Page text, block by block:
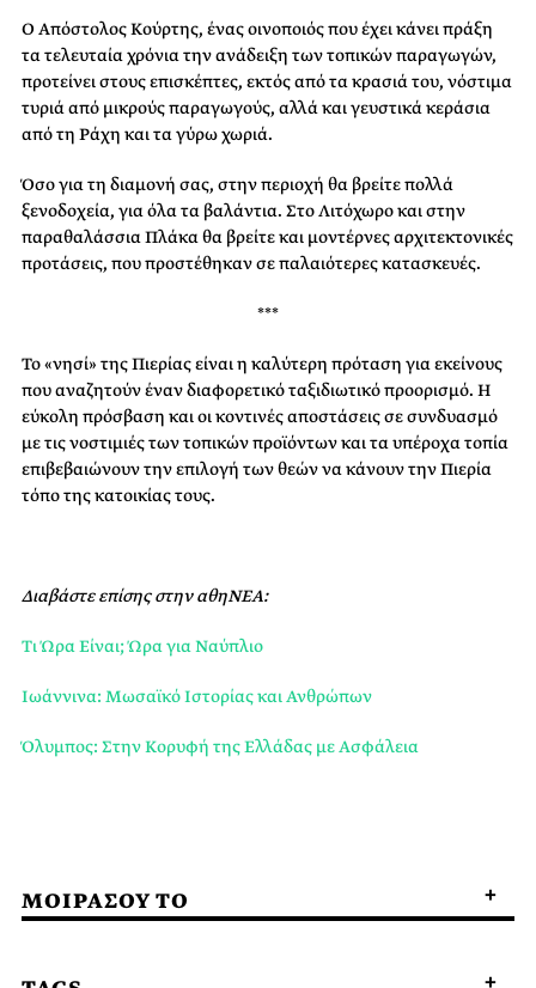
Ο Απόστολος Κούρτης, ένας οινοποιός που έχει κάνει πράξη
τα τελευταία χρόνια την ανάδειξη των τοπικών παραγωγών,
προτείνει στους επισκέπτες, εκτός από τα κρασιά του, νόστιμα
τυριά από μικρούς παραγωγούς, αλλά και γευστικά κεράσια
από τη Ράχη και τα γύρω χωριά.
Όσο για τη διαμονή σας, στην περιοχή θα βρείτε πολλά
ξενοδοχεία, για όλα τα βαλάντια. Στο Λιτόχωρο και στην
παραθαλάσσια Πλάκα θα βρείτε και μοντέρνες αρχιτεκτονικές
προτάσεις, που προστέθηκαν σε παλαιότερες κατασκευές.
***
Το «νησί» της Πιερίας είναι η καλύτερη πρόταση για εκείνους
που αναζητούν έναν διαφορετικό ταξιδιωτικό προορισμό. Η
εύκολη πρόσβαση και οι κοντινές αποστάσεις σε συνδυασμό
με τις νοστιμιές των τοπικών προϊόντων και τα υπέροχα τοπία
επιβεβαιώνουν την επιλογή των θεών να κάνουν την Πιερία
τόπο της κατοικίας τους.
Διαβάστε επίσης στην αθηΝΕΑ:
Τι Ώρα Είναι; Ώρα για Ναύπλιο
Ιωάννινα: Μωσαϊκό Ιστορίας και Ανθρώπων
Όλυμπος: Στην Kορυφή της Ελλάδας με Aσφάλεια
ΜΟΙΡΑΣΟΥ ΤΟ